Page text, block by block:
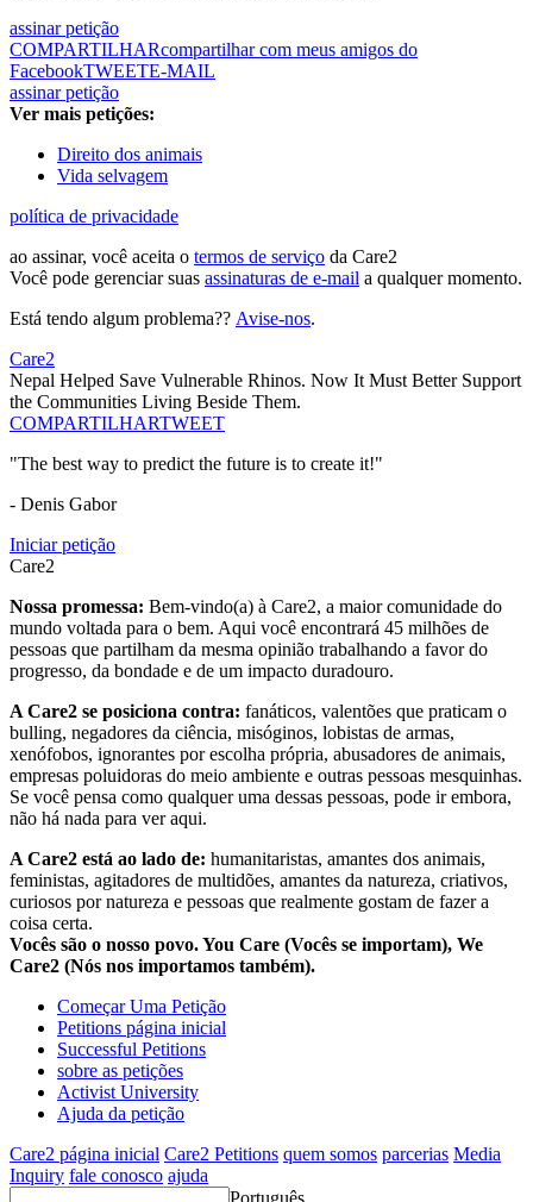
assinar petição
COMPARTILHARcompartilhar com meus amigos do
FacebookTWEETE-MAIL
assinar petição
Ver mais petições:
Direito dos animais
Vida selvagem
política de privacidade
ao assinar, você aceita o termos de serviço da Care2
Você pode gerenciar suas assinaturas de e-mail a qualquer momento.
Está tendo algum problema?? Avise-nos.
Care2
Nepal Helped Save Vulnerable Rhinos. Now It Must Better Support
the Communities Living Beside Them.
COMPARTILHARTWEET
"The best way to predict the future is to create it!"
- Denis Gabor
Iniciar petição
Care2
Nossa promessa: Bem-vindo(a) à Care2, a maior comunidade do
mundo voltada para o bem. Aqui você encontrará 45 milhões de
pessoas que partilham da mesma opinião trabalhando a favor do
progresso, da bondade e de um impacto duradouro.
A Care2 se posiciona contra: fanáticos, valentões que praticam o
bulling, negadores da ciência, misóginos, lobistas de armas,
xenófobos, ignorantes por escolha própria, abusadores de animais,
empresas poluidoras do meio ambiente e outras pessoas mesquinhas.
Se você pensa como qualquer uma dessas pessoas, pode ir embora,
não há nada para ver aqui.
A Care2 está ao lado de: humanitaristas, amantes dos animais,
feministas, agitadores de multidões, amantes da natureza, criativos,
curiosos por natureza e pessoas que realmente gostam de fazer a
coisa certa.
Vocês são o nosso povo. You Care (Vocês se importam), We
Care2 (Nós nos importamos também).
Começar Uma Petição
Petitions página inicial
Successful Petitions
sobre as petições
Activist University
Ajuda da petição
Care2 página inicial Care2 Petitions quem somos parcerias Media
Inquiry fale conosco ajuda